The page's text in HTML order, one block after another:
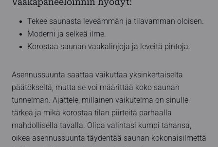
Tekee saunasta leveämmän ja tilavamman oloisen.
Moderni ja selkeä ilme.
Korostaa saunan vaakalinjoja ja leveitä pintoja.
Asennussuunta saattaa vaikuttaa yksinkertaiselta
päätökseltä, mutta se voi määrittää koko saunan
tunnelman. Ajattele, millainen vaikutelma on sinulle
tärkeä ja mikä korostaa tilan piirteitä parhaalla
mahdollisella tavalla. Olipa valintasi kumpi tahansa,
oikea asennussuunta täydentää saunan kokonaisilmettä